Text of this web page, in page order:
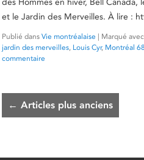
et le Jardin des Merveilles. À lire :
Publié dans Vie montréalaise | Marqué avec
jardin des merveilles, Louis Cyr, Montréal 68
commentaire
← Articles plus anciens